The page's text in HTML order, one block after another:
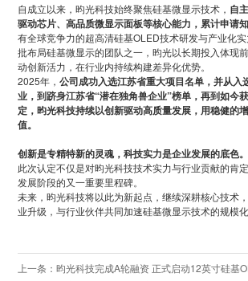
自成立以来，昀光科技始终聚焦硅基微显示技术， 自
驱动芯片、高品质微显示面板等核心能力，累计申请
有全球竞争力的超高清硅基OLED技术研发与产业化
批布局硅基微显示的团队之一，昀光以长期投入体现
动创新活力，在行业内持续构建差异化优势。
2025年，公司成功入选江苏省重大项目名单，并从入
业，到跻身江苏省“潜在独角兽企业”榜单，再到如今
定，昀光科技持续以创新驱动高质量发展，用稳健的
值。
创新是专精特新的灵魂，科技实力是企业发展的底色。
此次认定不仅是对昀光科技技术实力与行业贡献的肯
发展阶段的又一重要里程碑。
未来，昀光科技将以此为新起点，继续深耕核心技术
业升级，与行业伙伴共同加速硅基微显示技术的规模化
上一条：昀光科技完成A轮融资 正式启动12英寸硅基